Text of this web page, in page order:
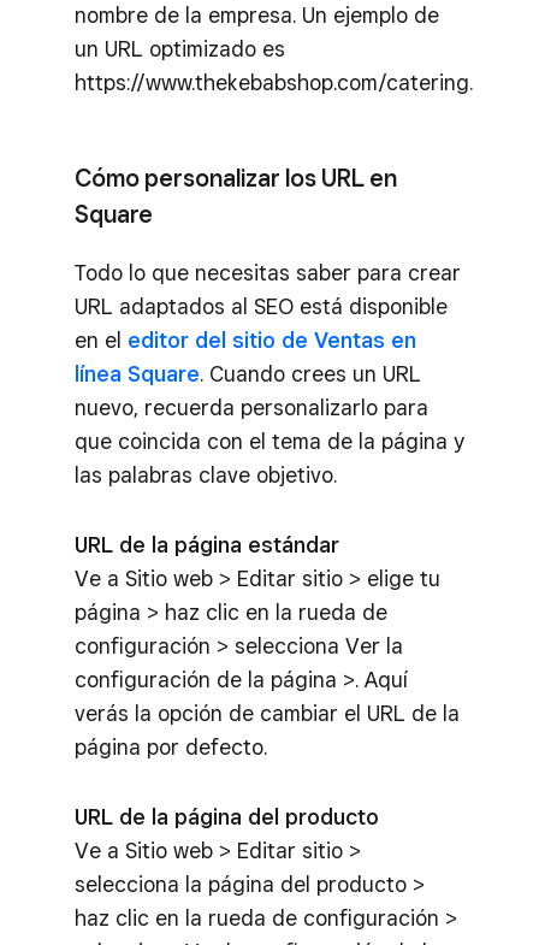
nombre de la empresa. Un ejemplo de
un URL optimizado es
https://www.thekebabshop.com/catering.
Cómo personalizar los URL en
Square
Todo lo que necesitas saber para crear
URL adaptados al SEO está disponible
en el editor del sitio de Ventas en
línea Square. Cuando crees un URL
nuevo, recuerda personalizarlo para
que coincida con el tema de la página y
las palabras clave objetivo.
URL de la página estándar
Ve a Sitio web > Editar sitio > elige tu
página > haz clic en la rueda de
configuración > selecciona Ver la
configuración de la página >. Aquí
verás la opción de cambiar el URL de la
página por defecto.
URL de la página del producto
Ve a Sitio web > Editar sitio >
selecciona la página del producto >
haz clic en la rueda de configuración >